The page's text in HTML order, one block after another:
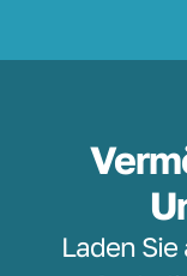
Laden